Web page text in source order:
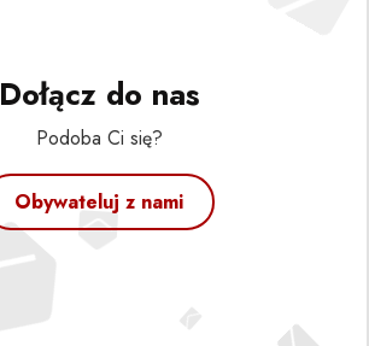
Dołącz do nas
Podoba Ci się?
Obywateluj z nami